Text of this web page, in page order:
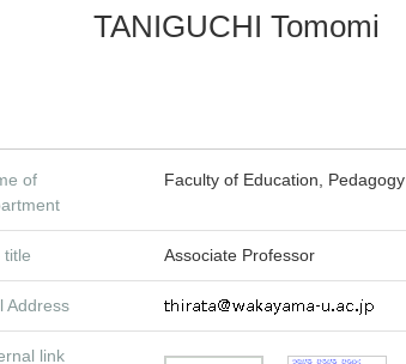
TANIGUCHI Tomomi
of
Faculty of Education, Pedagogy
title Associate Professor
Address
link